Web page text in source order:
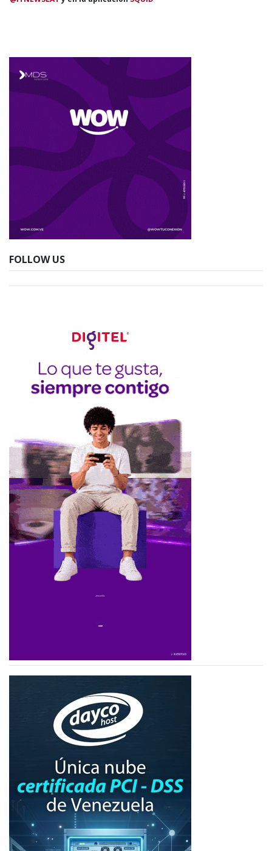
FOLLOW US